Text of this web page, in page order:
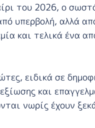
του 2026, ο
υπερβολή, αλλά
και τελικά ένα
ειδικά σε
και
νωρίς έχουν